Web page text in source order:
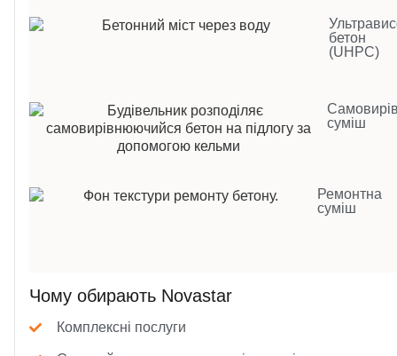
бетон
(UHPC)
суміш
Ремонтна
суміш
Чому обирають Novastar
Комплексні послуги